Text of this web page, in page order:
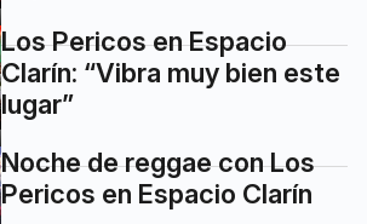
Los Pericos en Espacio
Clarín: “Vibra muy bien este
lugar”
Noche de reggae con Los
Pericos en Espacio Clarín